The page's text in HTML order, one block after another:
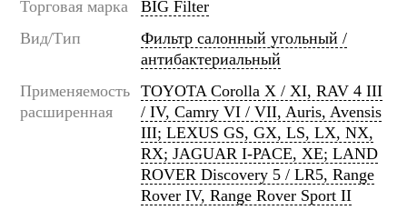
Торговая марка
BIG Filter
Вид/Тип
Фильтр салонный угольный /
антибактериальный
Применяемость
расширенная
TOYOTA Corolla X / XI, RAV 4 III
/ IV, Camry VI / VII, Auris, Avensis
III; LEXUS GS, GX, LS, LX, NX,
RX; JAGUAR I-PACE, XE; LAND
ROVER Discovery 5 / LR5, Range
Rover IV, Range Rover Sport II